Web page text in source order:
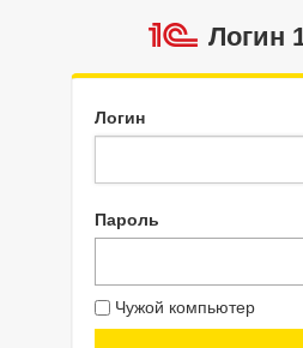
Логин
Логин
Пароль
Чужой компьютер